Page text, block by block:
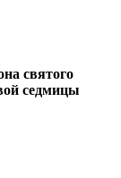
святого
седмицы